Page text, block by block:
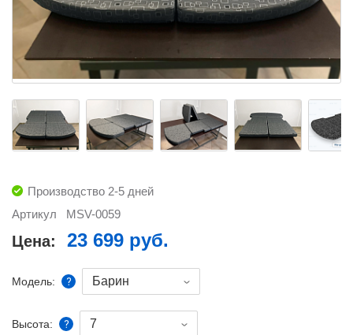
Артикул MSV-0059
Производство 2-5 дней
Цена: 23 699 руб.
Модель: Барин
Высота: 7